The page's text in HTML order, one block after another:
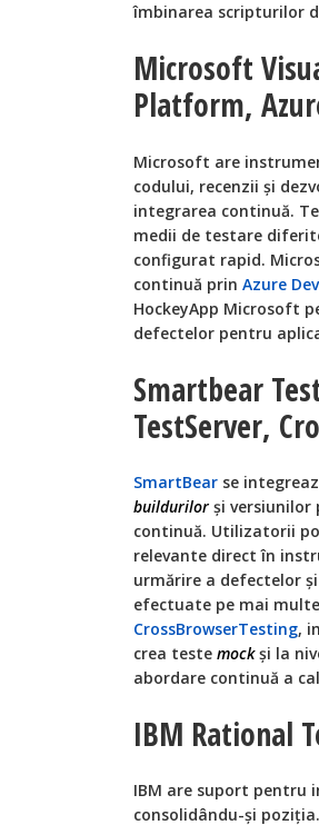
îmbinarea scripturilor
Microsoft
Platform,
Microsoft are
codului, recenzii și
integrarea continuă.
medii de testare
configurat rapid.
continuă prin Azure
HockeyApp Microsoft
defectelor pentru
Smartbear
TestServer,
SmartBear se
buildurilor și
continuă. Utilizatorii
relevante direct în
urmărire a defectelor
efectuate pe mai
CrossBrowserTesting,
crea teste mockși la
abordare continuă a
IBM Rational
IBM are suport pentru
consolidându-și